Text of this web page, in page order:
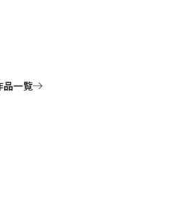
品一覧